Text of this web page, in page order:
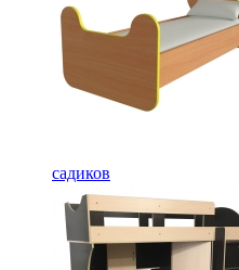
садиков